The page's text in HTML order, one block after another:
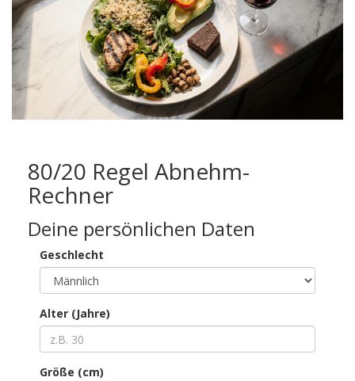
80/20 Regel Abnehm-
Rechner
Deine persönlichen Daten
Geschlecht
Alter (Jahre)
Größe (cm)